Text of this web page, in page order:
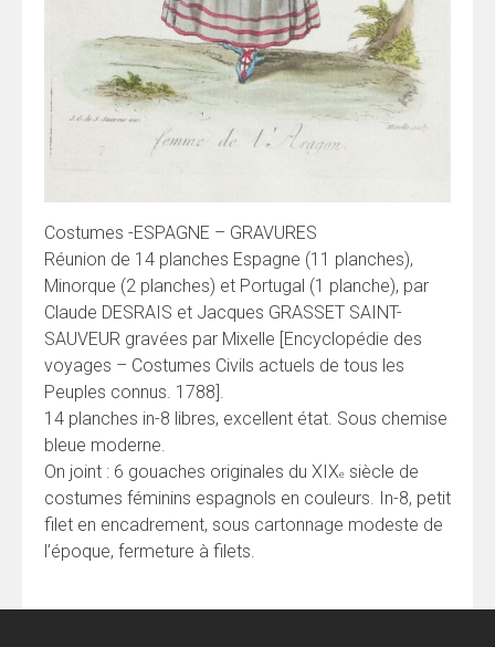
Costumes -ESPAGNE – GRAVURES
Réunion de 14 planches Espagne (11 planches),
Minorque (2 planches) et Portugal (1 planche), par
Claude DESRAIS et Jacques GRASSET SAINT-
SAUVEUR gravées par Mixelle [Encyclopédie des
voyages – Costumes Civils actuels de tous les
Peuples connus. 1788].
14 planches in-8 libres, excellent état. Sous chemise
bleue moderne.
On joint : 6 gouaches originales du XIXe siècle de
costumes féminins espagnols en couleurs. In-8, petit
filet en encadrement, sous cartonnage modeste de
l’époque, fermeture à filets.